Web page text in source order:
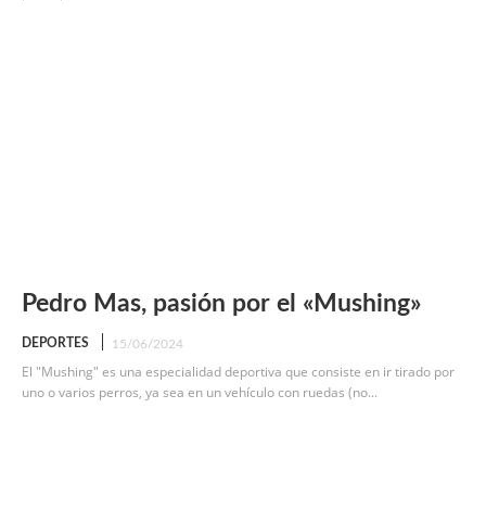
Pedro Mas, pasión por el «Mushing»
DEPORTES 15/06/2024
El "Mushing" es una especialidad deportiva que consiste en ir tirado por
uno o varios perros, ya sea en un vehículo con ruedas (no...